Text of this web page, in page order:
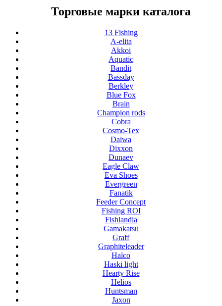
Торговые марки каталога
13 Fishing
A-elita
Akkoi
Aquatic
Bandit
Bassday
Berkley
Blue Fox
Brain
Champion rods
Cobra
Cosmo-Tex
Daiwa
Dixxon
Dunaev
Eagle Claw
Eva Shoes
Evergreen
Fanatik
Feeder Concept
Fishing ROI
Fishlandia
Gamakatsu
Graff
Graphiteleader
Halco
Haski light
Hearty Rise
Helios
Huntsman
Jaxon